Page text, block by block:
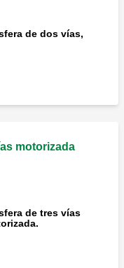
de dos vías,
motorizada
de tres vías